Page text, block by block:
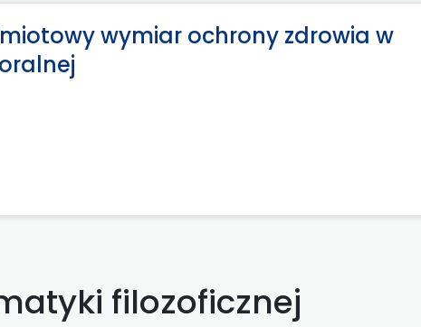
wymiar ochrony zdrowia w
filozoficznej